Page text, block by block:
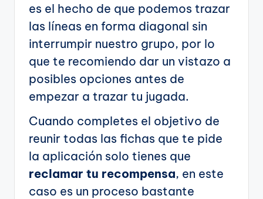
es el hecho de que podemos trazar
las líneas en forma diagonal sin
interrumpir nuestro grupo, por lo
que te recomiendo dar un vistazo a
posibles opciones antes de
empezar a trazar tu jugada.
Cuando completes el objetivo de
reunir todas las fichas que te pide
la aplicación solo tienes que
reclamar tu recompensa, en este
caso es un proceso bastante